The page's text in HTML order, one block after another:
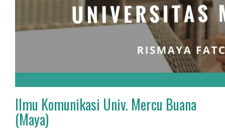
Ilmu Komunikasi Univ. Mercu Buana
(Maya)